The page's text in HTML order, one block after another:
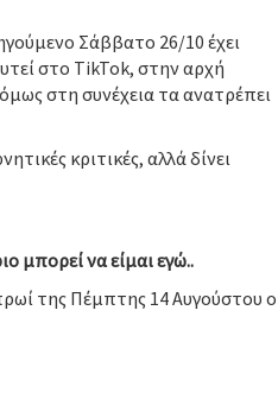
Σάββατο 26/10 έχει
στο TikTok, στην αρχή
στη συνέχεια τα ανατρέπει
κριτικές, αλλά δίνει
μπορεί να είμαι εγώ..
της Πέμπτης 14 Αυγούστου ο